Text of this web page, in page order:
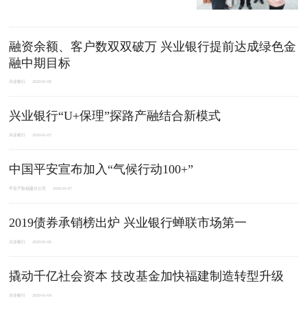
融资余额、客户数双双破万 兴业银行提前达成绿色金
融中期目标
兴业银行 2020-01-08
兴业银行“U+保理”探路产融结合新模式
兴业银行 2020-01-07
中国平安宣布加入“气候行动100+”
平安产险福建分公司 2020-01-07
2019债券承销榜出炉 兴业银行蝉联市场第一
兴业银行 2020-01-06
撬动千亿社会资本 技改基金加快福建制造转型升级
兴业银行 2020-01-04